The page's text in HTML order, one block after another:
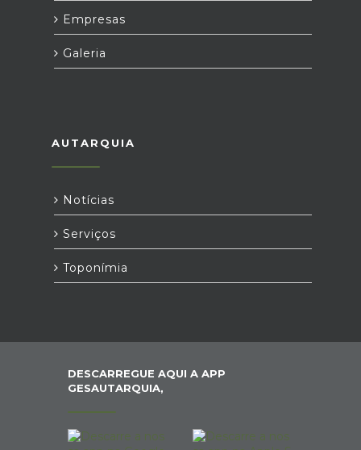
Empresas
Galeria
AUTARQUIA
Notícias
Serviços
Toponímia
DESCARREGUE AQUI A APP
GESAUTARQUIA,